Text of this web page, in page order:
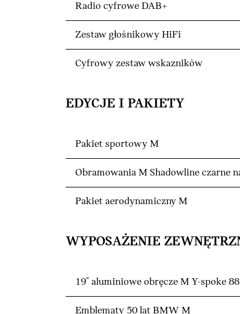
Radio cyfrowe DAB+
Zestaw głośnikowy HiFi
Cyfrowy zestaw wskazników
EDYCJE I PAKIETY
Pakiet sportowy M
Obramowania M Shadowline czarne
Pakiet aerodynamiczny M
WYPOSAŻENIE
19" aluminiowe obręcze M Y-spoke
Emblematy 50 lat BMW M